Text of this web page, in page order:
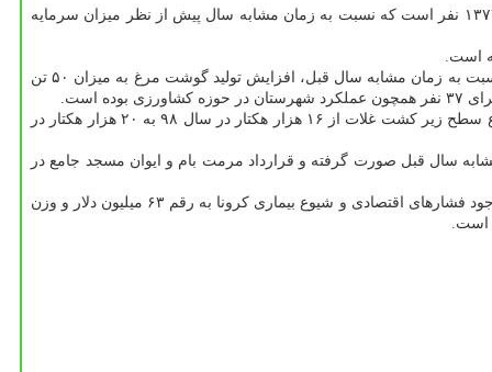
وی اظهار داشت: تعداد جوازهای تاسیس صادره در چهار ماهه نخست سال ۹۹ تعداد ۴۴ فقره با رقم سرمایه گذاری ۲۱۱۲۸ میلیارد ریال و اشتغال بکار ۱۳۷۷ نفر است که نسبت به زمان مشابه سال پیش از نظر میزان سرمایه
فرماندار ساوه به عملکرد شهرستان در حوزه کشاورزی پرداخت و اظهار داشت: افزایش تولید تخم مرغ به میزان ۱۰۹۶ تن در چهار ماهه اول سال ۹۹ نسبت به زمان مشابه سال قبل، افزایش تولید گوشت مرغ به میزان ۵۰ تن
وی توسعه باغات به علت بارندگی ها و افزایش حجم آب سد ساوه به میزان ۳۰۰ هکتار نسبت به سال قبل را مورد تاکید قرار داد و اظهار داشت: مجموع سطح زیر کشت غلات از ۱۶ هزار هکتار در سال ۹۸ به ۲۰ هزار هکتار در
و گردشگری نیز رشد ۵۰ درصدی اجرای پروژه های امانی در چهار ماهه نخست سال ۹۹ نسبت به زمان مشابه سال قبل صورت گرفته و قرارداد مرمت بام و ایوان مسجد جامع در
فرماندار ساوه به میزان واردات و صادرات شهرستان نیز اشاره نمود و اظهار داشت: میزان ارزش ارزی صادرات کالاها در چهار ماهه نخست سال ۹۹ باوجود فشارهای اقتصادی و شیوع بیماری کرونا به رقم ۶۳ میلیون دلار و وزن